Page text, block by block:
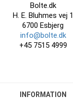
Bolte.dk
H. E. Bluhmes vej 1
6700 Esbjerg
info@bolte.dk
+45 7515 4999
INFORMATION